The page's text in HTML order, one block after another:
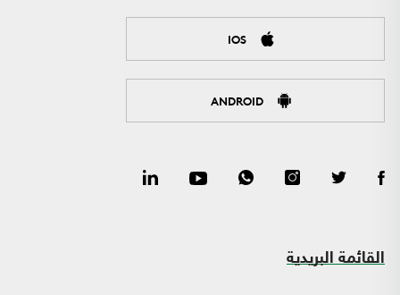
IOS
ANDROID
القائمة البريدية